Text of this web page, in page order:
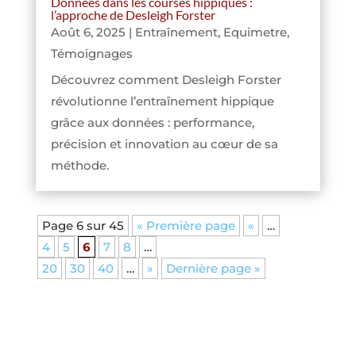
l’approche de Desleigh Forster
Août 6, 2025 | Entraînement, Equimetre,
Témoignages
Découvrez comment Desleigh Forster
révolutionne l’entraînement hippique
grâce aux données : performance,
précision et innovation au cœur de sa
méthode.
Page 6 sur 45 « Première page «
…
4
5 6 7 8
…
20
30 40 … » Dernière page »